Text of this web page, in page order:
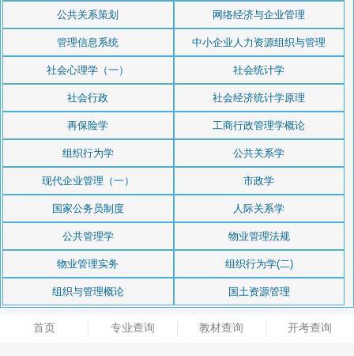
公共关系策划 网络经济与企业管理
管理信息系统 中小企业人力资源组织与管理
社会心理学（一） 社会统计学
社会行政 社会经济统计学原理
再保险学 工商行政管理学概论
组织行为学 公共关系学
现代企业管理（一） 市政学
国家公务员制度 人际关系学
公共管理学 物业管理法规
物业管理实务 组织行为学(二)
组织与管理概论 国土资源管理
首页 专业查询 教材查询 开考查询